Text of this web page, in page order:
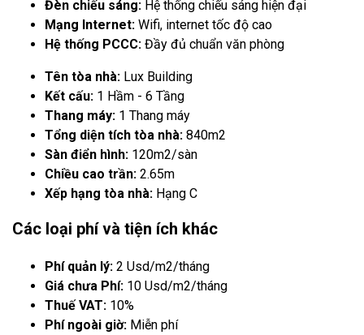
Đèn chiếu sáng: Hệ thống chiếu sáng hiện đại
Mạng Internet: Wifi, internet tốc độ cao
Hệ thống PCCC: Đầy đủ chuẩn văn phòng
Tên tòa nhà: Lux Building
Kết cấu: 1 Hầm - 6 Tầng
Thang máy: 1 Thang máy
Tổng diện tích tòa nhà: 840m2
Sàn điển hình: 120m2/sàn
Chiều cao trần: 2.65m
Xếp hạng tòa nhà: Hạng C
Các loại phí và tiện ích khác
Phí quản lý: 2 Usd/m2/tháng
Giá chưa Phí: 10 Usd/m2/tháng
Thuế VAT: 10%
Phí ngoài giờ: Miễn phí